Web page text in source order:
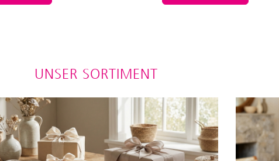
UNSER SORTIMENT